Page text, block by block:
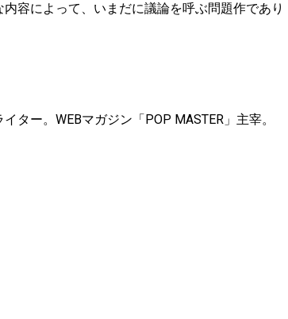
容によって、いまだに議論を呼ぶ問題作であり
ター。WEBマガジン「POP MASTER」主宰。